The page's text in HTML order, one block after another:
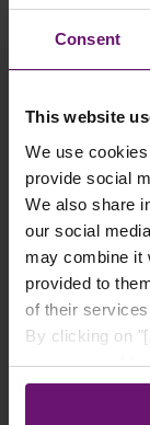
Consent
This website
We use
provide social
We also share
our social
may combine it
provided to
of their
By clicking on
your consent to
store to our
Schöppingen,